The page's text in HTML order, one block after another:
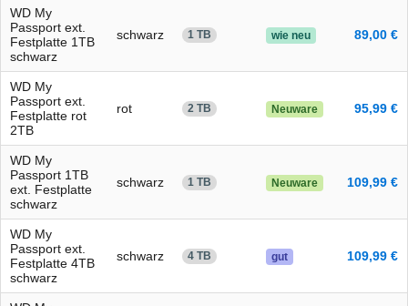
WD My
Passport ext.
Festplatte 1TB
schwarz
schwarz 1 TB wie neu 89,00 €
WD My
Passport ext.
Festplatte rot
2TB
rot 2 TB Neuware 95,99 €
WD My
Passport 1TB
ext. Festplatte
schwarz
schwarz 1 TB Neuware 109,99 €
WD My
Passport ext.
Festplatte 4TB
schwarz
schwarz 4 TB gut 109,99 €